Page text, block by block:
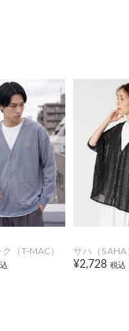
（T-MAC） サハ（SAHA
¥2,728 税込